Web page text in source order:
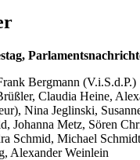
Bergmann (V.i.S.d.P.)
Claudia Heine,
Nina Jeglinski,
Johanna Metz, Sören
Schmid, Michael
Alexander Weinlein